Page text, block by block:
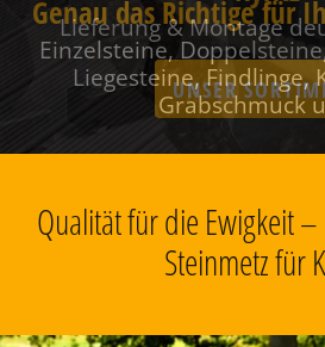
Genau das Richtige für
Einzelsteine,
Liegesteine, Findlinge,
Grabschmuck
Qualität für die Ewigkeit
Steinmetz für